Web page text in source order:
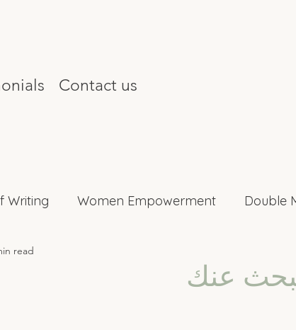
Contact us
Writing Women Empowerment Double
Interviews
عنك
read